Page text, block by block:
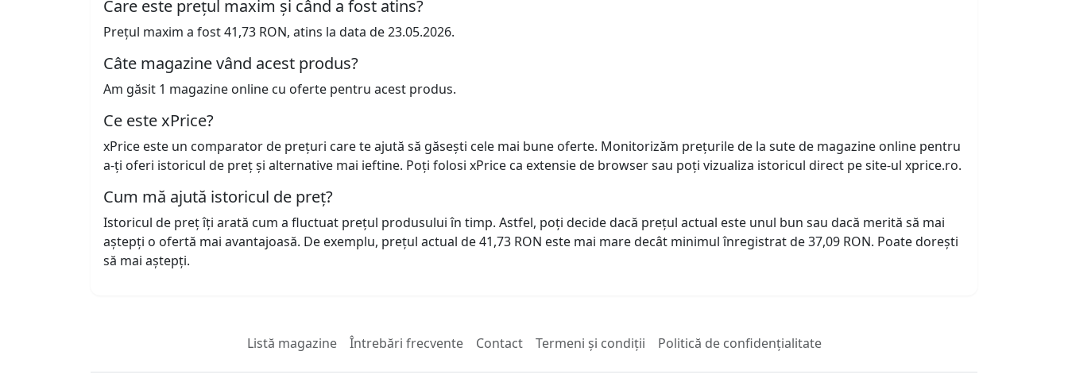
Care este prețul maxim și când a fost atins?
Prețul maxim a fost 41,73 RON, atins la data de 23.05.2026.
Câte magazine vând acest produs?
Am găsit 1 magazine online cu oferte pentru acest produs.
Ce este xPrice?
xPrice este un comparator de prețuri care te ajută să găsești cele mai bune oferte. Monitorizăm prețurile de la sute de magazine online pentru
a-ți oferi istoricul de preț și alternative mai ieftine. Poți folosi xPrice ca extensie de browser sau poți vizualiza istoricul direct pe site-ul xprice.ro.
Cum mă ajută istoricul de preț?
Istoricul de preț îți arată cum a fluctuat prețul produsului în timp. Astfel, poți decide dacă prețul actual este unul bun sau dacă merită să mai
aștepți o ofertă mai avantajoasă. De exemplu, prețul actual de 41,73 RON este mai mare decât minimul înregistrat de 37,09 RON. Poate dorești
să mai aștepți.
Listă magazine Întrebări frecvente Contact Termeni și condiții Politică de confidențialitate